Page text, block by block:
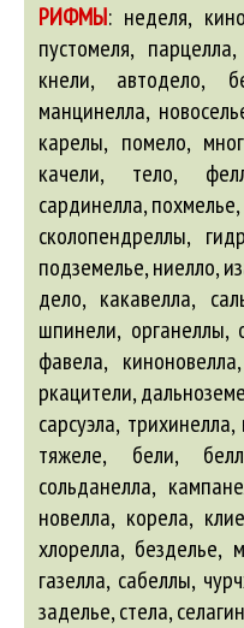
РИФМЫ: неделя,
пустомеля,
кнели, автодело,
манцинелла,
карелы, помело,
качели, тело,
сардинелла,
сколопендреллы,
подземелье, ниелло,
дело, какавелла,
шпинели, органеллы,
фавела,
ркацители,
сарсуэла, трихинелла,
тяжеле, бели,
сольданелла,
новелла, корела,
хлорелла, безделье,
газелла, сабеллы,
заделье, стела,